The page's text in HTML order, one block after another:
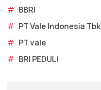
# BBRI
# PT Vale Indonesia Tbk
# PT vale
# BRI PEDULI